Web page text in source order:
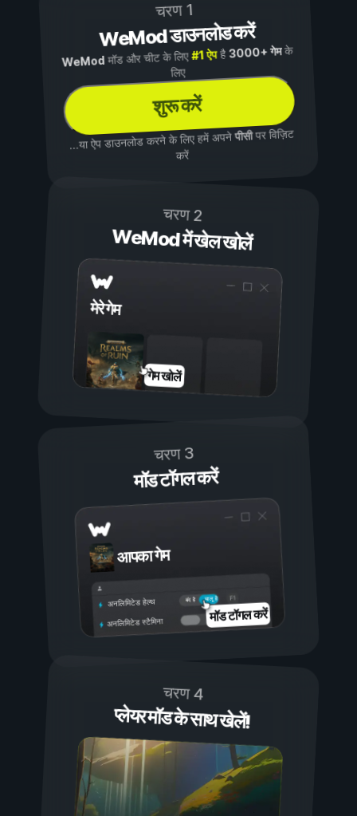
चरण 1
WeMod डाउनलोड करें
WeMod मॉड और चीट के लिए#1 ऐपहै3000+ गेमके
लिए
शुरू करें
...या ऐप डाउनलोड करने के लिए हमें अपनेपीसीपर विज़िट
करें
चरण 2
WeMod में खेल खोलें
मेरे गेम
गेम खोलें
चरण 3
मॉड टॉगल करें
आपका गेम
चालू है
बंद है
अनलिमिटेड हेल्थ
अनलिमिटेड स्टैमिना मॉड टॉगल करें
चरण 4
प्लेयर मॉड के साथ खेलें!